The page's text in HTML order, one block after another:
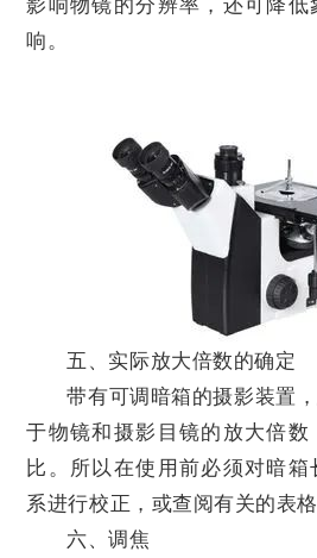
影响物镜的分辨率，还可降低
响。
五、实际放大倍数的确定
带有可调暗箱的摄影装置
于物镜和摄影目镜的放大倍数
比。所以在使用前必须对暗
系进行校正，或查阅有关的表格
六、调焦